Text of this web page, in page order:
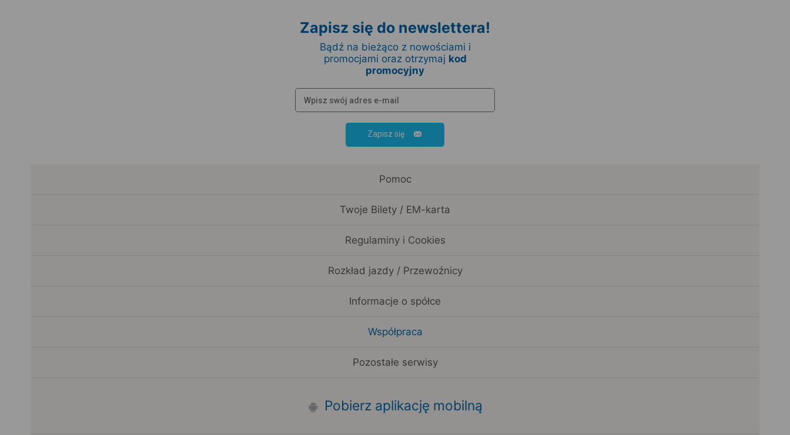
Zapisz się do newslettera!
Bądź na bieżąco z nowościami i
promocjami oraz otrzymaj kod
promocyjny
Zapisz się
Pomoc
Twoje Bilety / EM-karta
Regulaminy i Cookies
Rozkład jazdy / Przewoźnicy
Informacje o spółce
Współpraca
Pozostałe serwisy
Pobierz aplikację mobilną